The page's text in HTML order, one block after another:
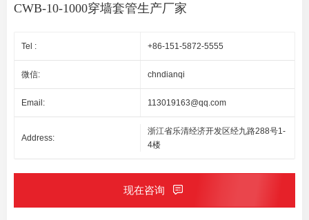
CWB-10-1000穿墙套管生产厂家
Tel : +86-151-5872-5555
微信: chndianqi
Email: 113019163@qq.com
Address:
浙江省乐清经济开发区经九路288号1-
4楼
现在咨询